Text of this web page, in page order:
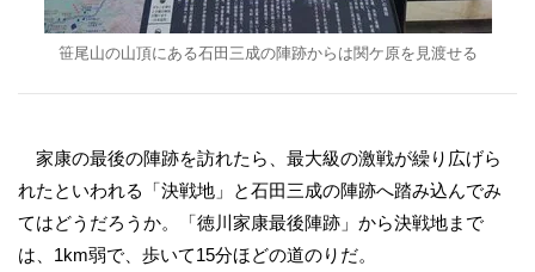
笹尾山の山頂にある石田三成の陣跡からは関ケ原を見渡せる
家康の最後の陣跡を訪れたら、最大級の激戦が繰り広げら
れたといわれる「決戦地」と石田三成の陣跡へ踏み込んでみ
てはどうだろうか。「徳川家康最後陣跡」から決戦地まで
は、1km弱で、歩いて15分ほどの道のりだ。